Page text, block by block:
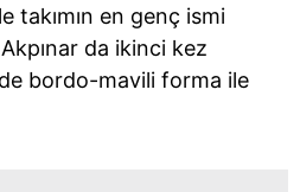
takımın en genç ismi
da ikinci kez
bordo-mavili forma ile